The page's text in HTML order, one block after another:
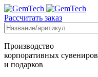
Рассчитать заказ
Производство
корпоративных сувениров
и подарков